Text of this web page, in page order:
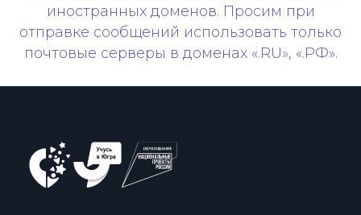
иностранных доменов. Просим при
отправке сообщений использовать только
почтовые серверы в доменах «.RU», «.РФ».